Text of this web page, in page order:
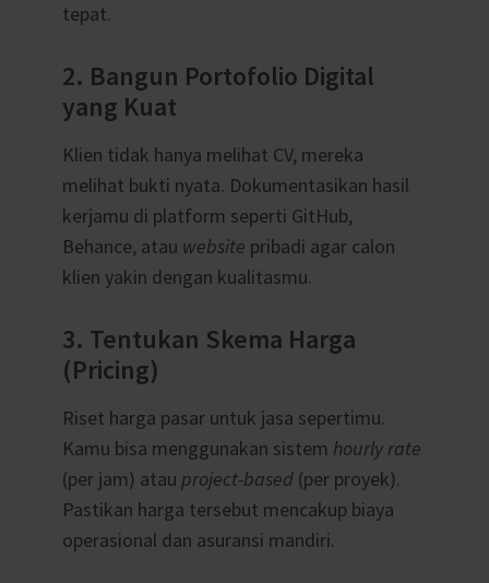
tepat.
2. Bangun Portofolio Digital
yang Kuat
Klien tidak hanya melihat CV, mereka
melihat bukti nyata. Dokumentasikan hasil
kerjamu di platform seperti GitHub,
Behance, atau website pribadi agar calon
klien yakin dengan kualitasmu.
3. Tentukan Skema Harga
(Pricing)
Riset harga pasar untuk jasa sepertimu.
Kamu bisa menggunakan sistem hourly rate
(per jam) atau project-based(per proyek).
Pastikan harga tersebut mencakup biaya
operasional dan asuransi mandiri.